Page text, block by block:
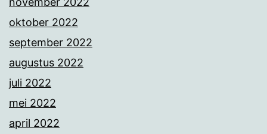
oktober 2022
september 2022
augustus 2022
juli 2022
mei 2022
april 2022